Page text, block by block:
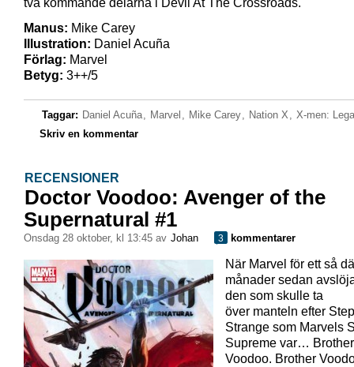
två kommande delarna i Devil At The Crossroads.
Manus: Mike Carey
Illustration: Daniel Acuña
Förlag: Marvel
Betyg: 3++/5
Taggar: Daniel Acuña, Marvel , Mike Carey, Nation X , X-men:
Skriv en kommentar
RECENSIONER
Doctor Voodoo: Avenger of the
Supernatural #1
onsdag 28 oktober, kl 13:45 av Johan 3 kommentarer
När Marvel för ett så
månader sedan
den som skulle ta
över manteln efter
Strange som Marvels
Supreme var… Brother
Voodoo. Brother